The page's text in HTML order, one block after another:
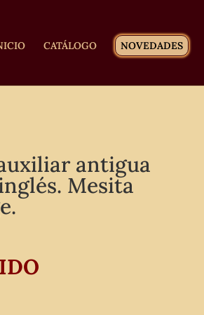
CATÁLOGO NOVEDADES
antigua
Mesita